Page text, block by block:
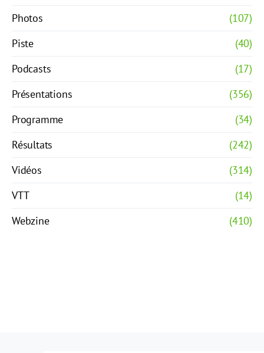
Photos
(107)
Piste
(40)
Podcasts
(17)
Présentations
(356)
Programme
(34)
Résultats
(242)
Vidéos
(314)
VTT
(14)
Webzine
(410)